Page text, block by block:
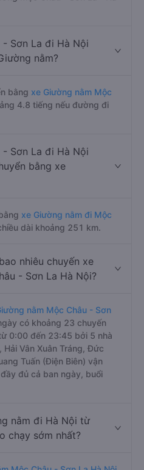
- Sơn La đi Hà Nội
nằm?
bằng xe Giường nằm Mộc
4.8 tiếng nếu đường đi
- Sơn La đi Hà Nội
bằng xe
xe Giường nằm đi Mộc
dài khoảng 251 km.
nhiêu chuyến xe
- Sơn La Hà Nội?
nằm Mộc Châu - Sơn
có khoảng 23 chuyến
0:00 đến 23:45 bởi 5 nhà
Vân Xuân Tráng, Đức
Tuấn (Điện Biên) vận
đủ cả ban ngày, buổi
nằm đi Hà Nội từ
chạy sớm nhất?